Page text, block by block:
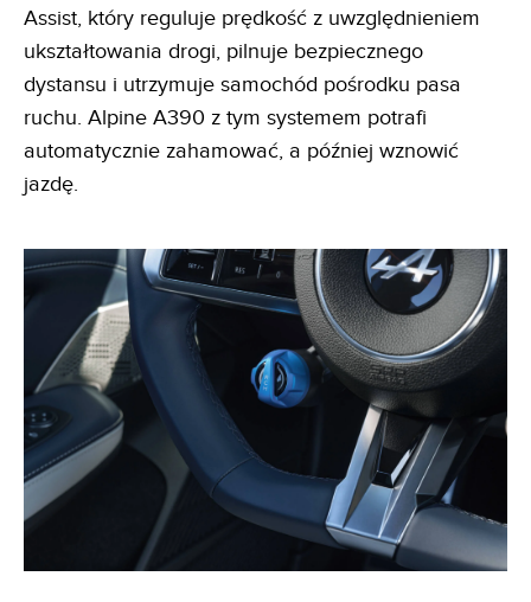
Assist, który reguluje prędkość z uwzględnieniem
ukształtowania drogi, pilnuje bezpiecznego
dystansu i utrzymuje samochód pośrodku pasa
ruchu. Alpine A390 z tym systemem potrafi
automatycznie zahamować, a później wznowić
jazdę.